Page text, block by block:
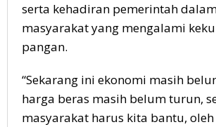
serta kehadiran pemerintah
masyarakat yang mengalami
pangan.
“Sekarang ini ekonomi masih
harga beras masih belum turun,
masyarakat harus kita bantu,